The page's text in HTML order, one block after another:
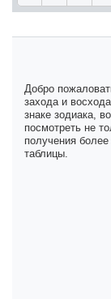
Добро
захода и
знаке зодиака,
посмотреть не
получения
таблицы.